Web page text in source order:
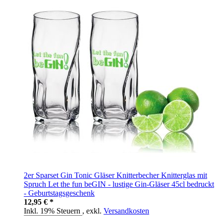
2er Sparset Gin Tonic Gläser Knitterbecher Knitterglas mit
Spruch Let the fun beGIN - lustige Gin-Gläser 45cl bedruckt
- Geburtstagsgeschenk
12,95 € *
Inkl. 19% Steuern , exkl. Versandkosten